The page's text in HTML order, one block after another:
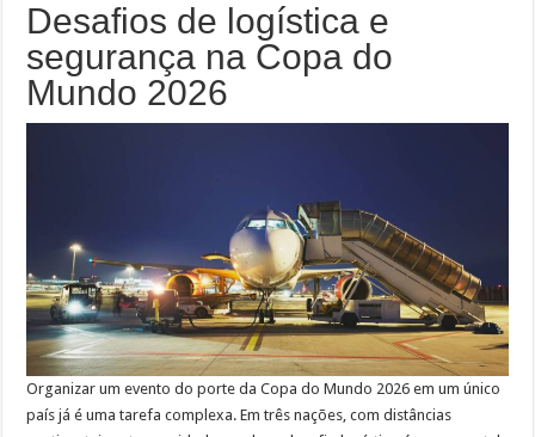
Desafios de logística e
segurança na Copa do
Mundo 2026
Organizar um evento do porte da Copa do Mundo 2026 em um único
país já é uma tarefa complexa. Em três nações, com distâncias